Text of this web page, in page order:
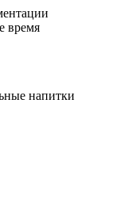
время
напитки